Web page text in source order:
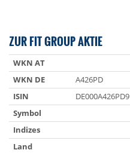
ZUR FIT GROUP AKTIE
WKN AT
WKN DE
A426PD
ISIN
DE000A426PD9
Symbol
Indizes
Land